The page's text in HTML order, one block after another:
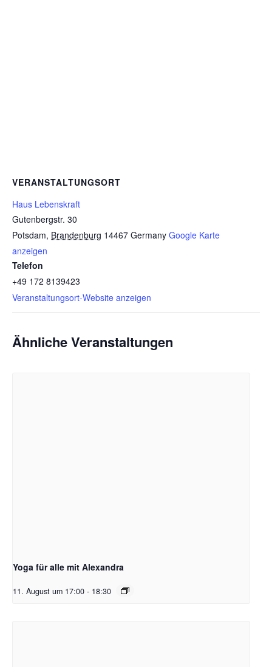
VERANSTALTUNGSORT
Haus Lebenskraft
Gutenbergstr. 30
Potsdam, Brandenburg 14467 Germany Google Karte
anzeigen
Telefon
+49 172 8139423
Veranstaltungsort-Website anzeigen
Ähnliche Veranstaltungen
Yoga für alle mit Alexandra
11. August um 17:00 - 18:30